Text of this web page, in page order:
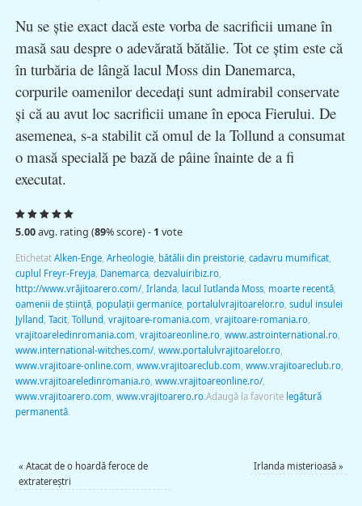
Nu se ştie exact dacă este vorba de sacrificii umane în
masă sau despre o adevărată bătălie. Tot ce ştim este că
în turbăria de lângă lacul Moss din Danemarca,
corpurile oamenilor decedaţi sunt admirabil conservate
şi că au avut loc sacrificii umane în epoca Fierului. De
asemenea, s-a stabilit că omul de la Tollund a consumat
o masă specială pe bază de pâine înainte de a fi
executat.
5.00avg. rating (89% score) - 1 vote
Etichetat Alken-Enge, Arheologie, bătălii din preistorie, cadavru mumificat,
cuplul Freyr-Freyja, Danemarca, dezvaluiribiz.ro,
http://www.vrăjitoarero.com/, Irlanda, lacul Iutlanda Moss, moarte recentă,
oamenii de ştiinţă, populaţii germanice, portalulvrajitoarelor.ro, sudul insulei
Jylland, Tacit, Tollund, vrajitoare-romania.com, vrajitoare-romania.ro,
vrajitoareledinromania.com, vrajitoareonline.ro, www.astrointernational.ro,
www.international-witches.com/, www.portalulvrajitoarelor.ro,
www.vrajitoare-online.com, www.vrajitoareclub.com, www.vrajitoareclub.ro,
www.vrajitoareledinromania.ro, www.vrajitoareonline.ro/,
www.vrajitoarero.com, www.vrajitoarero.ro.Adaugă la favorite legătură
permanentă.
« Atacat de o hoardă feroce de
extratereştri
Irlanda misterioasă»